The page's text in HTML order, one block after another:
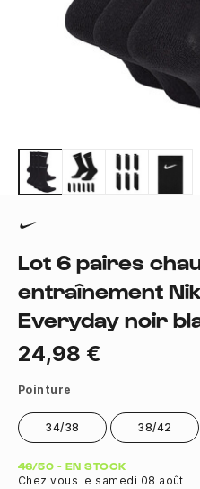
Lot 6 paires
entraînement
Everyday noir
24,98 €
Pointure
34/38 38/42
Quantité
46/50 - EN STOCK
Chez vous le samedi 08 août